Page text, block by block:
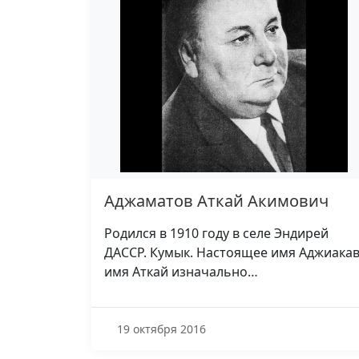
Аджаматов Аткай Акимович
Родился в 1910 году в селе Эндирей
ДАССР. Кумык. Настоящее имя
имя Аткай изначально…
19 октября 2016